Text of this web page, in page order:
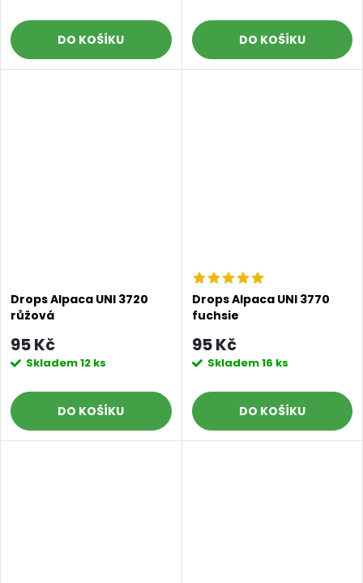
DO KOŠÍKU DO KOŠÍKU
Drops Alpaca UNI 3720
růžová
95 Kč
Skladem12 ks
DO KOŠÍKU
Drops Alpaca UNI 3770
fuchsie
95 Kč
Skladem16 ks
DO KOŠÍKU